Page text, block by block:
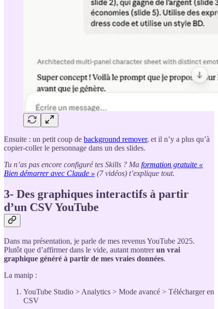
Ensuite : un petit coup de background remover, et il n’y a plus qu’à
copier-coller le personnage dans un des slides.
Tu n’as pas encore configuré tes Skills ? Ma formation gratuite «
Bien démarrer avec Claude » (7 vidéos) t’explique tout.
3- Des graphiques interactifs à partir
d’un CSV YouTube
Dans ma présentation, je parle de mes revenus YouTube 2025.
Plutôt que d’affirmer dans le vide, autant montrerun vrai
graphique généré à partir de mes vraies données.
La manip :
YouTube Studio > Analytics > Mode avancé > Télécharger en
CSV